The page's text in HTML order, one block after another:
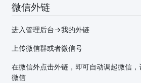
微信外链
进入管理后台->我的外链
上传微信群或者微信号
在微信外点击外链，即可自动调起微信
微信